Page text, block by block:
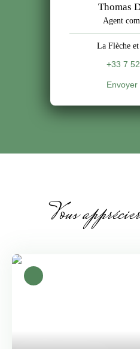
Thomas
Agent
La Flèche
+33 7
Vous